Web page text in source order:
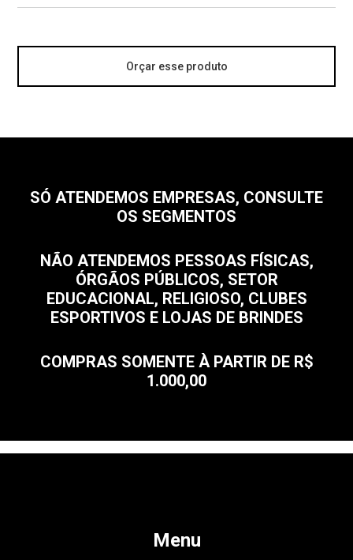
Orçar esse produto
SÓ ATENDEMOS EMPRESAS, CONSULTE
OS SEGMENTOS
NÃO ATENDEMOS PESSOAS FÍSICAS,
ÓRGÃOS PÚBLICOS, SETOR
EDUCACIONAL, RELIGIOSO, CLUBES
ESPORTIVOS E LOJAS DE BRINDES
COMPRAS SOMENTE À PARTIR DE R$
1.000,00
Menu